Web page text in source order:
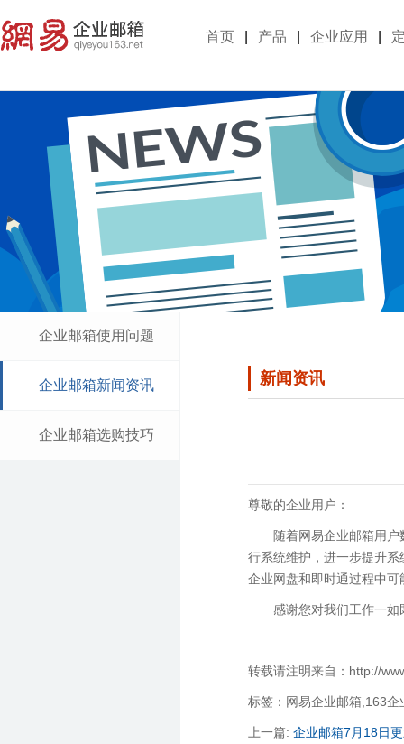
首页 产品 企业应用
企业邮箱使用问题
企业邮箱新闻资讯
企业邮箱选购技巧
新闻资讯
尊敬的企业用户：
随着网易企业邮箱用
行系统维护，进一步提升
企业网盘和即时通过程中
感谢您对我们工作一
转载请注明来自：http://
标签：网易企业邮箱,163
上一篇: 企业邮箱7月18日